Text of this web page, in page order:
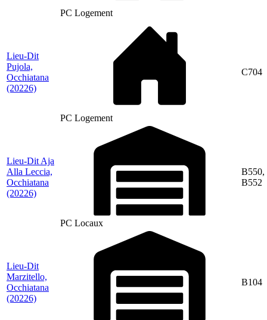
PC Logement
Lieu-Dit
Pujola,
Occhiatana
(20226)
PC Logement
C704
Lieu-Dit Aja
Alla Leccia,
Occhiatana
(20226)
PC Locaux
B550,
B552
Lieu-Dit
Marzitello,
Occhiatana
(20226)
B104